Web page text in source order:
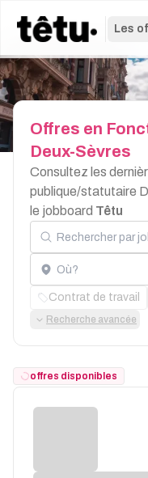
Les
Offres en
Deux-Sèvres
Consultez les
publique/statutaire
le jobboard Têtu
Rechercher par job,
Localisation
Contrat de travail
Recherche avancée
offres disponibles